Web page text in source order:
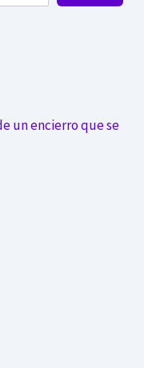
un encierro que se